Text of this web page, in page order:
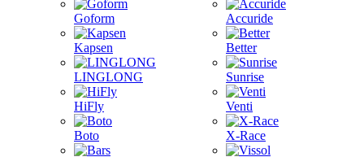
Goform
Kapsen
LINGLONG
HiFly
Boto
Accuride
Better
Sunrise
Venti
X-Race